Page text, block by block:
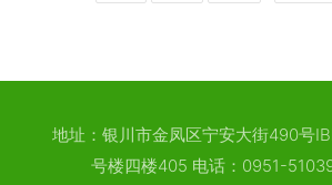
地址：银川市金凤区宁安大街490号
号楼四楼405 电话：0951-